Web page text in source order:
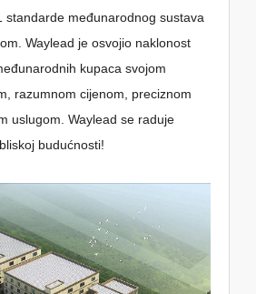
standarde međunarodnog sustava
Waylead je osvojio naklonost
kupaca svojom
razumnom cijenom, preciznom
uslugom. Waylead se raduje
budućnosti!